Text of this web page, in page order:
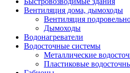
Вентиляция дома, дымоходы
Вентиляция
Дымоходы
Водонагреватели
Водосточные системы
Металлические
Пластиковые